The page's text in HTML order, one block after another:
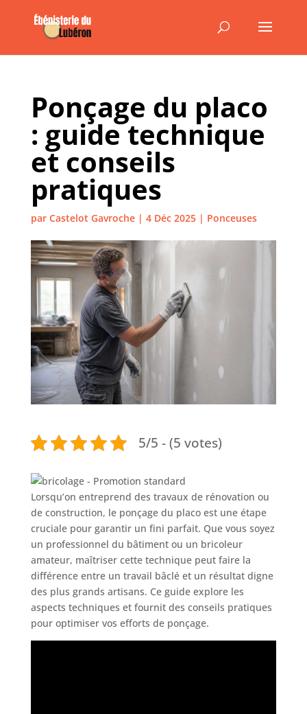
Ponçage du placo
: guide technique
et conseils
pratiques
par Castelot Gavroche| 4 Déc 2025| Ponceuses
5/5 - (5 votes)
Lorsqu’on entreprend des travaux de rénovation ou
de construction, le ponçage du placo est une étape
cruciale pour garantir un fini parfait. Que vous soyez
un professionnel du bâtiment ou un bricoleur
amateur, maîtriser cette technique peut faire la
différence entre un travail bâclé et un résultat digne
des plus grands artisans. Ce guide explore les
aspects techniques et fournit des conseils pratiques
pour optimiser vos efforts de ponçage.